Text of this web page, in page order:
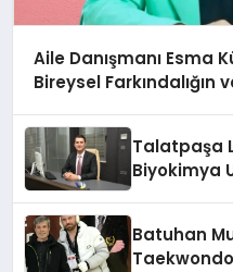
Aile Danışmanı Esma
Bireysel Farkındalığın
Talatpaşa
Biyokimya
Batuhan